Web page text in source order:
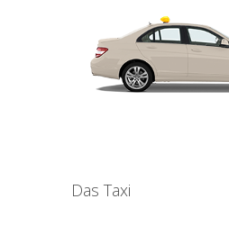
Das Taxi